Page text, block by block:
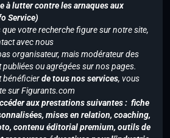
à lutter contre les arnaques aux
Service)
votre recherche figure sur notre site,
avec nous
organisateur, mais modérateur des
ou agrégées sur nos pages.
bénéficierde tous nos services, vous
sur Figurants.com
aux prestations suivantes : fiche
mises en relation, coaching,
contenu éditorial premium, outils de